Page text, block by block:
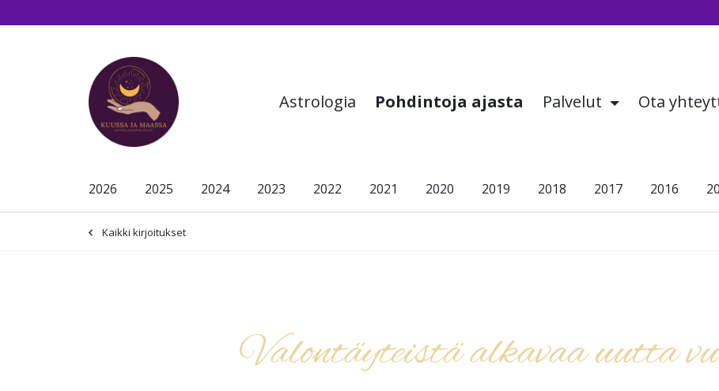
Astrologia Pohdintoja ajasta Palvelut Ota
2026 2025 2024 2023 2022 2021 2020 2019 2018 2017 2016
Kaikki kirjoitukset
Valontäyteistä alkavaa uutta